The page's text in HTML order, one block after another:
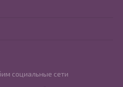
социальные сети